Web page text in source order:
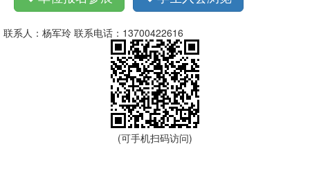
联系人：杨军玲 联系电话：13700422616
(可手机扫码访问)